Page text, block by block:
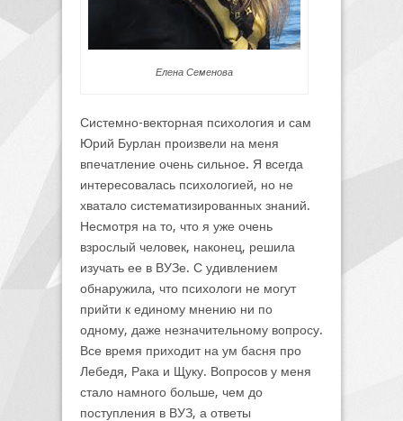
Елена Семенова
Системно-векторная психология и сам
Юрий Бурлан произвели на меня
впечатление очень сильное. Я всегда
интересовалась психологией, но не
хватало систематизированных знаний.
Несмотря на то, что я уже очень
взрослый человек, наконец, решила
изучать ее в ВУЗе. С удивлением
обнаружила, что психологи не могут
прийти к единому мнению ни по
одному, даже незначительному вопросу.
Все время приходит на ум басня про
Лебедя, Рака и Щуку. Вопросов у меня
стало намного больше, чем до
поступления в ВУЗ, а ответы